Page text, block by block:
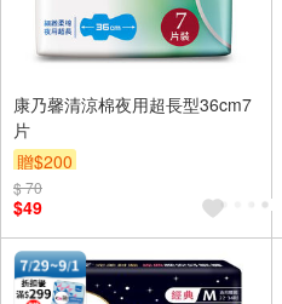
康乃馨清涼棉夜用超長型36cm7
片
贈$200
$ 70
$49